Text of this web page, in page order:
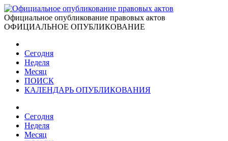
Официальное опубликование правовых актов
ОФИЦИАЛЬНОЕ ОПУБЛИКОВАНИЕ
Сегодня
Неделя
Месяц
ПОИСК
КАЛЕНДАРЬ ОПУБЛИКОВАНИЯ
Сегодня
Неделя
Месяц